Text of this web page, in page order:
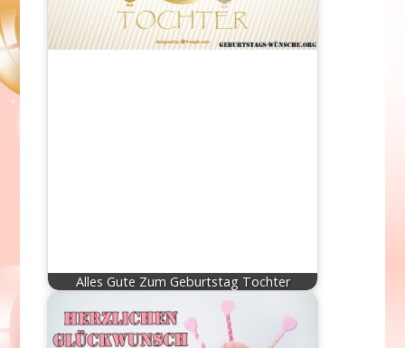
Alles Gute Zum Geburtstag Tochter